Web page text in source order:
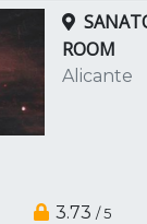
ROOM
Alicante
3.73 / 5